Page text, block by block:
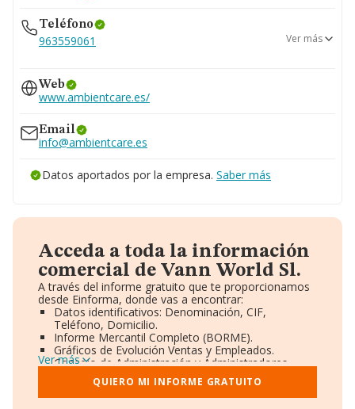
Teléfono
963559061
679...
Ver teléfono 679...
Ver más
Web
www.ambientcare.es/
Email
info@ambientcare.es
Datos aportados por la empresa. Saber más
Acceda a toda la información
comercial de Vann World Sl.
A través del informe gratuito que te proporcionamos
desde Einforma, donde vas a encontrar:
Datos identificativos: Denominación, CIF,
Teléfono, Domicilio.
Informe Mercantil Completo (BORME).
Gráficos de Evolución Ventas y Empleados.
Consejo de Administración y Administradores.
Directivos y Ejecutivos.
Accionistas.
Participaciones y Vinculaciones en otras empresas.
Ver más
QUIERO MI INFORME GRATUITO